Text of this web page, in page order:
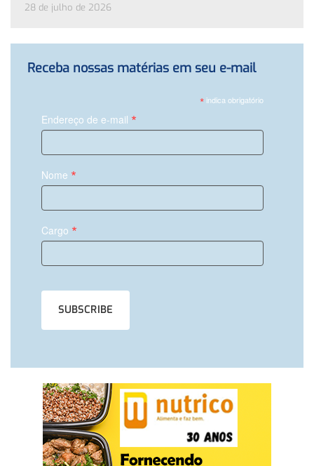
28 de julho de 2026
Receba nossas matérias em seu e-mail
*indica obrigatório
Endereço de e-mail *
Nome *
Cargo *